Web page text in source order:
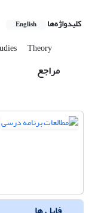
کلیدواژه‌ها English
Theory
مراجع